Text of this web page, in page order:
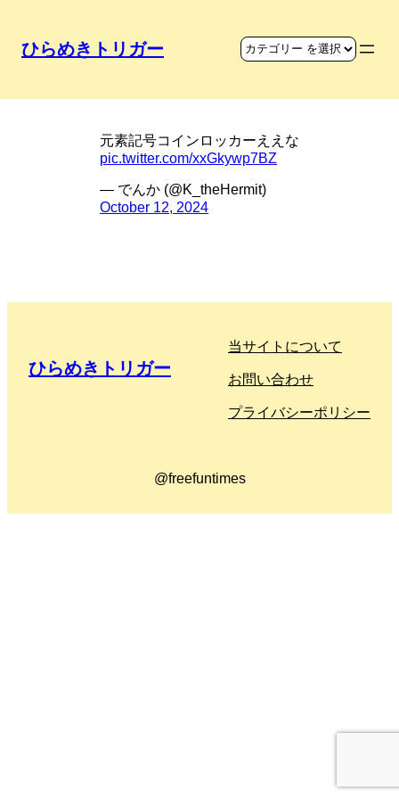
ひらめきトリガー
元素記号コインロッカーええな
pic.twitter.com/xxGkywp7BZ
— でんか (@K_theHermit)
October 12, 2024
ひらめきトリガー
当サイトについて
お問い合わせ
プライバシーポリシー
@freefuntimes